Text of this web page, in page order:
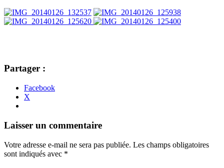
Partager :
Facebook
X
Navigation
articles
←
→
Laisser un commentaire
Votre adresse e-mail ne sera pas publiée. Les champs obligatoires
sont indiqués avec *